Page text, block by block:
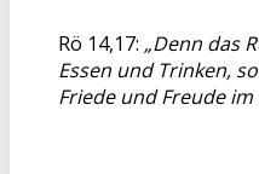
Rö 14,17: „Denn das
Essen und Trinken,
Friede und Freude im